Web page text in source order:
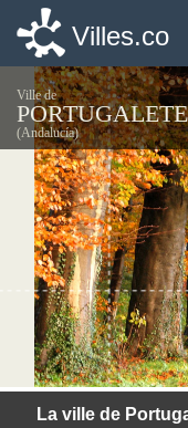
Villes.co
Ville de
PORTUGALETE
(Andalucía)
La ville de
Villes.co